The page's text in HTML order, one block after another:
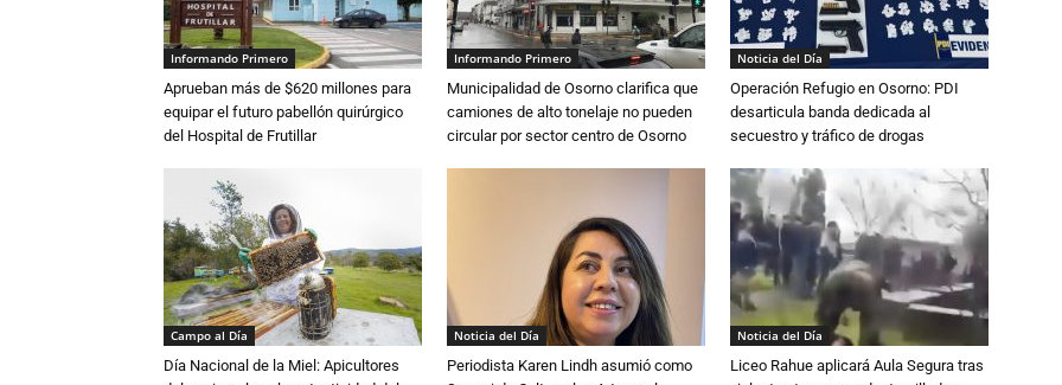
Informando Primero
Aprueban más de $620 millones para
equipar el futuro pabellón quirúrgico
del Hospital de Frutillar
Informando Primero
Municipalidad de Osorno clarifica que
camiones de alto tonelaje no pueden
circular por sector centro de Osorno
Noticia del Día
Operación Refugio en Osorno: PDI
desarticula banda dedicada al
secuestro y tráfico de drogas
Campo al Día
Día Nacional de la Miel: Apicultores
Noticia del Día
Periodista Karen Lindh asumió como
Noticia del Día
Liceo Rahue aplicará Aula Segura tras